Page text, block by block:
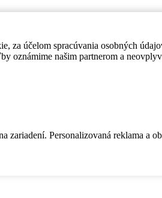
za účelom spracúvania osobných
oznámime našim partnerom a
Personalizovaná reklama a